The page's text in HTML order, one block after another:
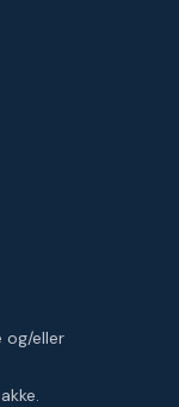
og/eller